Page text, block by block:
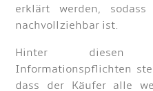
erklärt werden,
nachvollziehbar ist.
Hinter diesen
Informationspflichten
dass der Käufer alle